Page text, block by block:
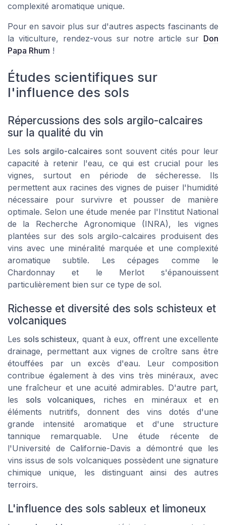
complexité aromatique unique.
Pour en savoir plus sur d'autres aspects fascinants de
la viticulture, rendez-vous sur notre article sur Don
Papa Rhum !
Études scientifiques sur
l'influence des sols
Répercussions des sols argilo-calcaires
sur la qualité du vin
Les sols argilo-calcaires sont souvent cités pour leur
capacité à retenir l'eau, ce qui est crucial pour les
vignes, surtout en période de sécheresse. Ils
permettent aux racines des vignes de puiser l'humidité
nécessaire pour survivre et pousser de manière
optimale. Selon une étude menée par l'Institut National
de la Recherche Agronomique (INRA), les vignes
plantées sur des sols argilo-calcaires produisent des
vins avec une minéralité marquée et une complexité
aromatique subtile. Les cépages comme le
Chardonnay et le Merlot s'épanouissent
particulièrement bien sur ce type de sol.
Richesse et diversité des sols schisteux et
volcaniques
Les sols schisteux, quant à eux, offrent une excellente
drainage, permettant aux vignes de croître sans être
étouffées par un excès d'eau. Leur composition
contribue également à des vins très minéraux, avec
une fraîcheur et une acuité admirables. D'autre part,
les sols volcaniques, riches en minéraux et en
éléments nutritifs, donnent des vins dotés d'une
grande intensité aromatique et d'une structure
tannique remarquable. Une étude récente de
l'Université de Californie-Davis a démontré que les
vins issus de sols volcaniques possèdent une signature
chimique unique, les distinguant ainsi des autres
terroirs.
L'influence des sols sableux et limoneux